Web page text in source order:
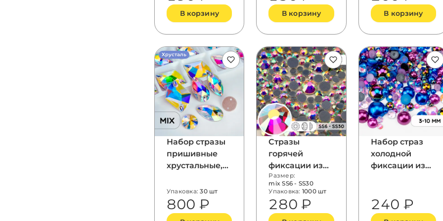
В корзину В корзину В корзину
Хрусталь
Набор стразы
пришивные
хрустальные,
форма Mix,
30шт
Упаковка: 30 шт
800 ₽
Стразы
горячей
фиксации из
стекла, микс
ss6 - ss30,
Crystal AB
Размер:
mix SS6 - SS30
Упаковка: 1000 шт
280 ₽
Набор страз
холодной
фиксации из
форма Round
240 ₽